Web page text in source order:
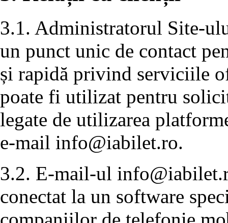
3.1. Administratorul Site-
un punct unic de contact
și rapidă privind serviciile
poate fi utilizat pentru
legate de utilizarea
e-mail info@iabilet.ro.
3.2. E-mail-ul
conectat la un software